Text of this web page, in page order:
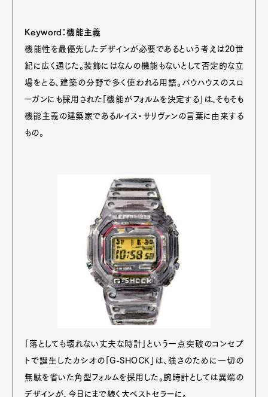
Pen Meet
Pen international Pen tw
Keyword：機能主義
機能性を最優先したデザインが必要であるという考えは20世
紀に広く通じた。装飾にはなんの機能もないとして否定的な立
場をとる、建築の分野で多く使われる用語。バウハウスのスロ
ーガンにも採用された「機能がフォルムを決定する」は、そもそも
機能主義の建築家であるルイス・サリヴァンの言葉に由来する
もの。
「落としても壊れない丈夫な時計」という一点突破のコンセプ
トで誕生したカシオの「G-SHOCK」は、強さのために一切の
無駄を省いた角型フォルムを採用した。腕時計としては異端の
デザインが、今日にまで続く大ベストセラーに。